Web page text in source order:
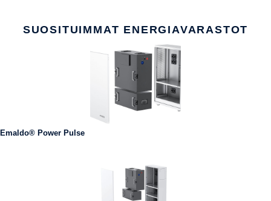
SUOSITUIMMAT ENERGIAVARASTOT
Emaldo® Power Pulse